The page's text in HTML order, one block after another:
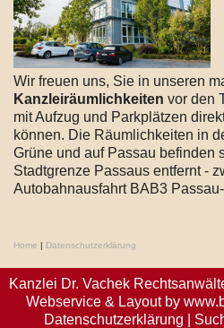
Wir freuen uns, Sie in unseren
Kanzleiräumlichkeiten vor den
mit Aufzug und Parkplätzen
können. Die Räumlichkeiten in
Grüne und auf Passau befinden
Stadtgrenze Passaus entfernt -
Autobahnausfahrt BAB3
Home | Datenschutzerklärung
Kanzlei Dr. Vachek
Webservice & Layout by
Datenschutzerklärung